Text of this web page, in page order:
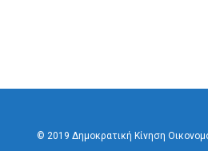
© 2019 Δημοκρατική Κίνηση